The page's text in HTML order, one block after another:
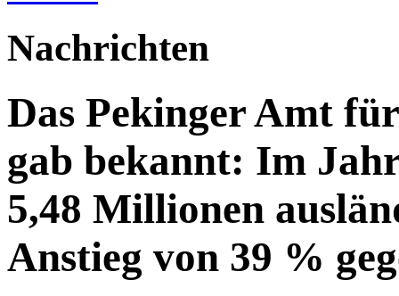
Nachrichten
Das Pekinger Amt
gab bekannt: Im
5,48 Millionen
Anstieg von 39 %